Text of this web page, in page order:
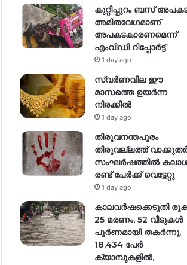
കുറ്റിപ്പുറം ബസ്
അമിതവേഗമാണ്
അപകടകാരണമെന്ന്
എംവിഡി റിപ്പോർട്ട്
1 day ago
സ്വര്‍ണവില ഈ
മാസത്തെ ഉയര്‍ന്ന
നിരക്കില്‍
1 day ago
തിരുവനന്തപുരം
തിരുവല്ലത്ത്
സംഘർഷത്തിൽ
രണ്ട് പേർക്ക് വെട്ടേറ്റു
1 day ago
കാലവർഷക്കെടുതി
25 മരണം, 52 വീ‌ടുകൾ
പൂർണമായി തകർന്നു,
18,434 പേർ
ക്യാമ്പുകളിൽ,